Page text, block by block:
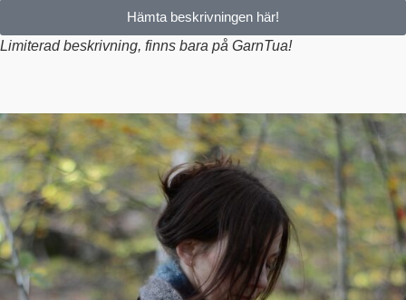
Hämta beskrivningen här!
Limiterad beskrivning, finns bara på GarnTua!